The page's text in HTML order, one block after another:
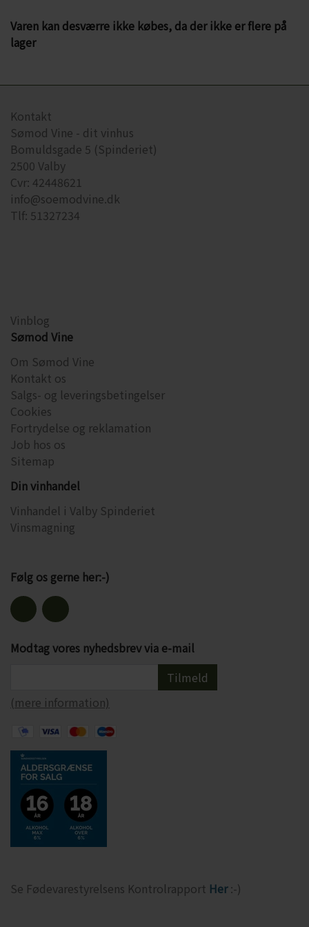
CHARDONNAY
RIESLING
CHOKOLADE, LAKRIDS ETC
CIDER
JUL OG GLØGG
Varen kan desværre ikke købes, da der ikke er flere på
lager
Kontakt
Sømod Vine - dit vinhus
Bomuldsgade 5 (Spinderiet)
2500 Valby
Cvr: 42448621
info@soemodvine.dk
Tlf: 51327234
Vinblog
Sømod Vine
Om Sømod Vine
Kontakt os
Salgs- og leveringsbetingelser
Cookies
Fortrydelse og reklamation
Job hos os
Sitemap
Din vinhandel
Vinhandel i Valby Spinderiet
Vinsmagning
Følg os gerne her:-)
Modtag vores nyhedsbrev via e-mail
Tilmeld
(mere information)
Se Fødevarestyrelsens Kontrolrapport Her:-)